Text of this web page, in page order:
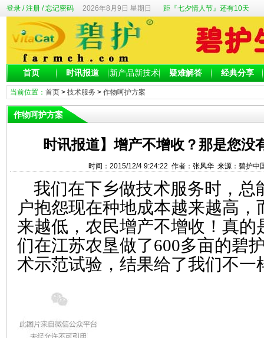
登录/注册/忘记密码 2026年8月9日 星期日 距『七夕情人节』还有10天
首页 时讯报道 新产品新技术 疑难解答 经典分享
当前位置： 首页> 技术服务 > 作物呵护方案
作物呵护方案
时讯报道】增产不增收？那是您没
时间：2015/12/4 9:24:22 作者：张风华 来源：碧护中
我们在下乡做技术服务时，总
户抱怨现在种地成本越来越高
来越低，农民增产不增收！真的
们在江苏农垦做了600多亩的碧
术示范试验，结果给了我们不一